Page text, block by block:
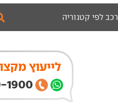
רכב לפי קטגוריה
לייעוץ
074-799-1900